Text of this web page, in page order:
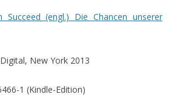
Succeed (engl.) Die Chancen unserer
New York 2013
1 (Kindle-Edition)